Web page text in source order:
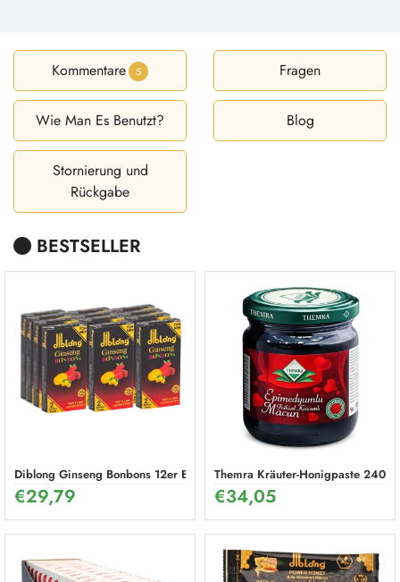
Kommentare 5 Fragen
Wie Man Es Benutzt? Blog
Stornierung und
Rückgabe
BESTSELLER
Diblong Ginseng Bonbons 12er Box
€29,79
Themra Kräuter-Honigpaste 240g
€34,05